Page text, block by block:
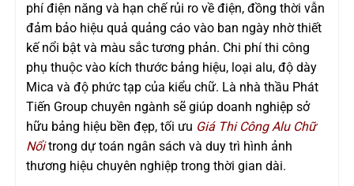
phí điện năng và hạn chế rủi ro về điện, đồng thời vẫn
đảm bảo hiệu quả quảng cáo vào ban ngày nhờ thiết
kế nổi bật và màu sắc tương phản. Chi phí thi công
phụ thuộc vào kích thước bảng hiệu, loại alu, độ dày
Mica và độ phức tạp của kiểu chữ. Là nhà thầu Phát
Tiến Group chuyên ngành sẽ giúp doanh nghiệp sở
hữu bảng hiệu bền đẹp, tối ưu Giá Thi Công Alu Chữ
Nổi trong dự toán ngân sách và duy trì hình ảnh
thương hiệu chuyên nghiệp trong thời gian dài.